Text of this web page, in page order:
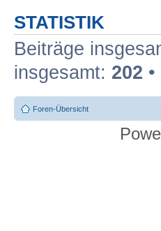
STATISTIK
Beiträge
insgesamt: 202
Foren-Übersicht